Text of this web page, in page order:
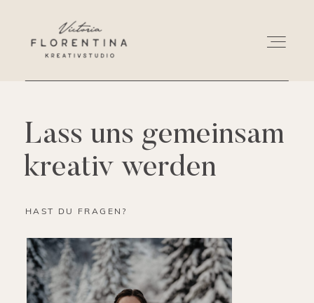
HOME
WORKSHOPS
BUCH
VICTORIA
KONTAKT
Lass uns gemeinsam
kreativ werden
HAST DU FRAGEN?